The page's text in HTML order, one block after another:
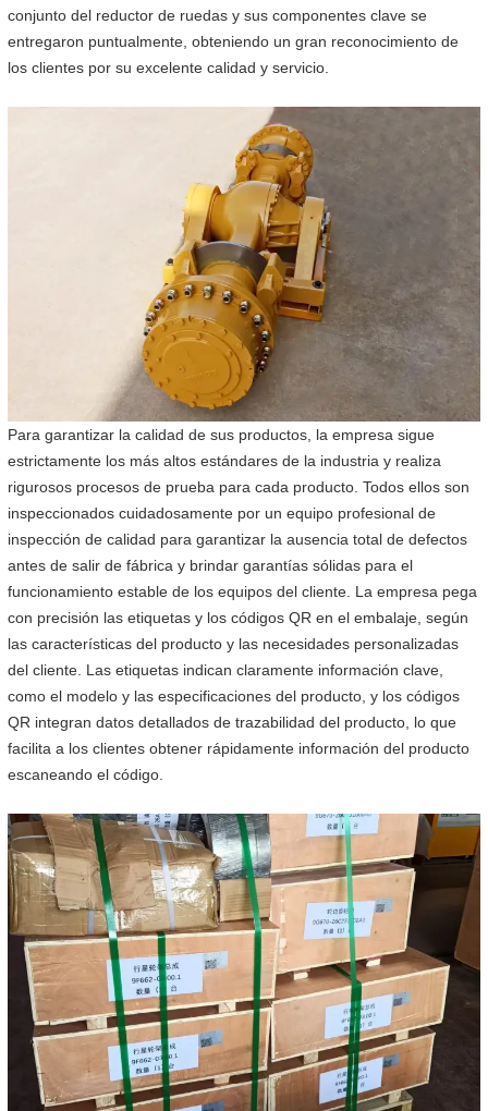
conjunto del reductor de ruedas y sus componentes clave se
entregaron puntualmente, obteniendo un gran reconocimiento de
los clientes por su excelente calidad y servicio.
Para garantizar la calidad de sus productos, la empresa sigue
estrictamente los más altos estándares de la industria y realiza
rigurosos procesos de prueba para cada producto. Todos ellos son
inspeccionados cuidadosamente por un equipo profesional de
inspección de calidad para garantizar la ausencia total de defectos
antes de salir de fábrica y brindar garantías sólidas para el
funcionamiento estable de los equipos del cliente. La empresa pega
con precisión las etiquetas y los códigos QR en el embalaje, según
las características del producto y las necesidades personalizadas
del cliente. Las etiquetas indican claramente información clave,
como el modelo y las especificaciones del producto, y los códigos
QR integran datos detallados de trazabilidad del producto, lo que
facilita a los clientes obtener rápidamente información del producto
escaneando el código.